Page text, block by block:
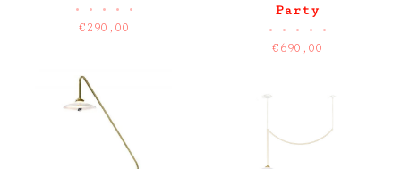
• • • • •
€290,00
Party
• • • • •
€690,00